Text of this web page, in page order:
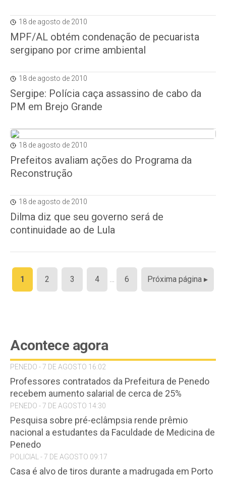
18 de agosto de 2010
MPF/AL obtém condenação de pecuarista
sergipano por crime ambiental
18 de agosto de 2010
Sergipe: Polícia caça assassino de cabo da
PM em Brejo Grande
18 de agosto de 2010
Prefeitos avaliam ações do Programa da
Reconstrução
18 de agosto de 2010
Dilma diz que seu governo será de
continuidade ao de Lula
Paginação
de
1 2 3 4 … 6 Próxima página ▸
Acontece agora
PENEDO - 7 DE AGOSTO 16:02
Professores contratados da Prefeitura de Penedo
recebem aumento salarial de cerca de 25%
PENEDO - 7 DE AGOSTO 14:30
Pesquisa sobre pré-eclâmpsia rende prêmio
nacional a estudantes da Faculdade de Medicina de
Penedo
POLICIAL - 7 DE AGOSTO 09:17
Casa é alvo de tiros durante a madrugada em Porto